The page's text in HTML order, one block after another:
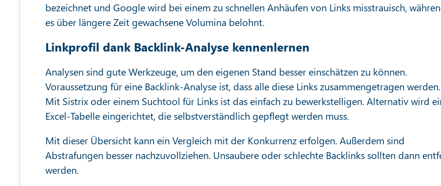
bezeichnet und Google wird bei einem zu schnellen Anhäufen von Links misstrauisch,
es über längere Zeit gewachsene Volumina belohnt.
Linkprofil dank Backlink-Analyse kennenlernen
Analysen sind gute Werkzeuge, um den eigenen Stand besser einschätzen zu können.
Voraussetzung für eine Backlink-Analyse ist, dass alle diese Links zusammengetragen werden.
Mit Sistrix oder einem Suchtool für Links ist das einfach zu bewerkstelligen. Alternativ wird
Excel-Tabelle eingerichtet, die selbstverständlich gepflegt werden muss.
Mit dieser Übersicht kann ein Vergleich mit der Konkurrenz erfolgen. Außerdem sind
Abstrafungen besser nachzuvollziehen. Unsaubere oder schlechte Backlinks sollten dann
werden.